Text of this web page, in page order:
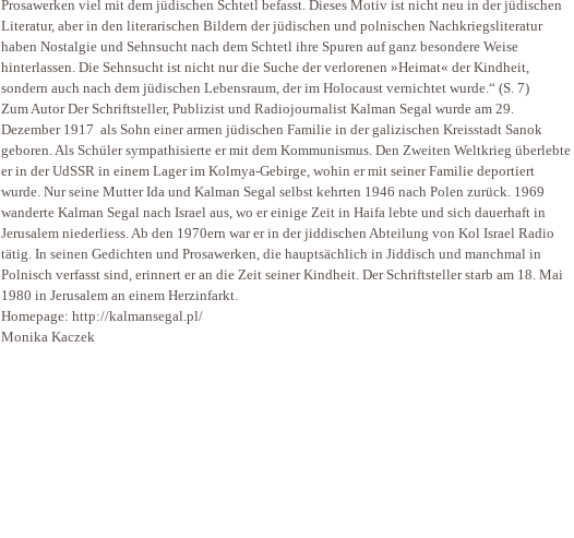
Prosawerken viel mit dem jüdischen Schtetl befasst. Dieses Motiv ist nicht neu in der jüdischen
Literatur, aber in den literarischen Bildern der jüdischen und polnischen Nachkriegsliteratur
haben Nostalgie und Sehnsucht nach dem Schtetl ihre Spuren auf ganz besondere Weise
hinterlassen. Die Sehnsucht ist nicht nur die Suche der verlorenen »Heimat« der Kindheit,
sondern auch nach dem jüdischen Lebensraum, der im Holocaust vernichtet wurde.“ (S. 7)
Zum Autor Der Schriftsteller, Publizist und Radiojournalist Kalman Segal wurde am 29.
Dezember 1917 als Sohn einer armen jüdischen Familie in der galizischen Kreisstadt Sanok
geboren. Als Schüler sympathisierte er mit dem Kommunismus. Den Zweiten Weltkrieg überlebte
er in der UdSSR in einem Lager im Kolmya-Gebirge, wohin er mit seiner Familie deportiert
wurde. Nur seine Mutter Ida und Kalman Segal selbst kehrten 1946 nach Polen zurück. 1969
wanderte Kalman Segal nach Israel aus, wo er einige Zeit in Haifa lebte und sich dauerhaft in
Jerusalem niederliess. Ab den 1970ern war er in der jiddischen Abteilung von Kol Israel Radio
tätig. In seinen Gedichten und Prosawerken, die hauptsächlich in Jiddisch und manchmal in
Polnisch verfasst sind, erinnert er an die Zeit seiner Kindheit. Der Schriftsteller starb am 18. Mai
1980 in Jerusalem an einem Herzinfarkt.
Homepage: http://kalmansegal.pl/
Monika Kaczek